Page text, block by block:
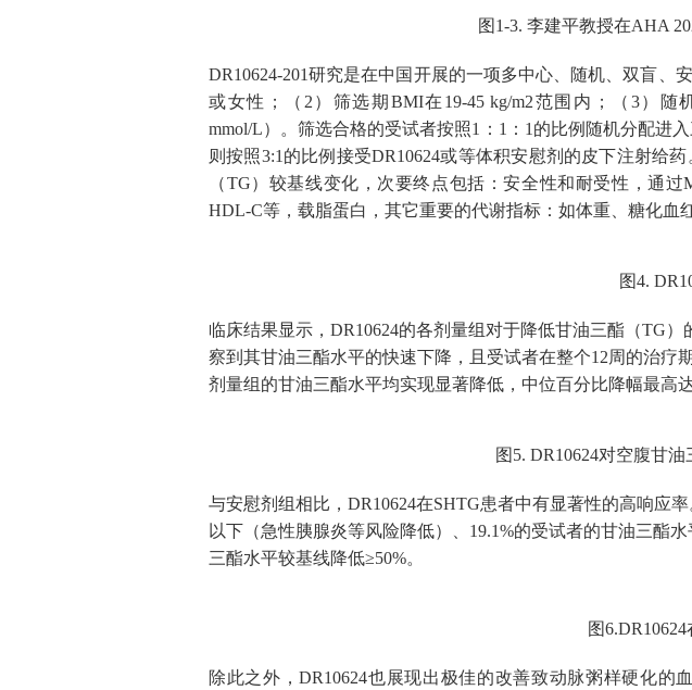
图1-3. 李建平教授在AHA 2025做
DR10624-201研究是在中国开展的一项多中心、随机、双盲、
或女性；（2）筛选期BMI在19-45 kg/m2范围内；（3）随
mmol/L）。筛选合格的受试者按照1：1：1的比例随机分配进
则按照3:1的比例接受DR10624或等体积安慰剂的皮下注射给
（TG）较基线变化，次要终点包括：安全性和耐受性，通
HDL-C等，载脂蛋白，其它重要的代谢指标：如体重、糖化血
图4.
临床结果显示，DR10624的各剂量组对于降低甘油三酯（TG
察到其甘油三酯水平的快速下降，且受试者在整个12周的治疗
剂量组的甘油三酯水平均实现显著降低，中位百分比降幅最高达
图5. DR10624对空腹甘油三酯水
与安慰剂组相比，DR10624在SHTG患者中有显著性的高响应
以下（急性胰腺炎等风险降低）、19.1%的受试者的甘油三酯
三酯水平较基线降低≥50%。
图
除此之外，DR10624也展现出极佳的改善致动脉粥样硬化的